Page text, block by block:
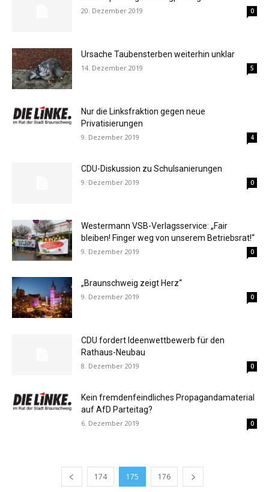
20. Dezember 2019 0
Ursache Taubensterben weiterhin unklar
14. Dezember 2019 5
Nur die Linksfraktion gegen neue
Privatisierungen
9. Dezember 2019 4
CDU-Diskussion zu Schulsanierungen
9. Dezember 2019 0
Westermann VSB-Verlagsservice: „Fair
bleiben! Finger weg von unserem Betriebsrat!“
9. Dezember 2019 0
„Braunschweig zeigt Herz“
9. Dezember 2019 0
CDU fordert Ideenwettbewerb für den
Rathaus-Neubau
8. Dezember 2019 0
Kein fremdenfeindliches Propagandamaterial
auf AfD Parteitag?
6. Dezember 2019 0
174 175 176